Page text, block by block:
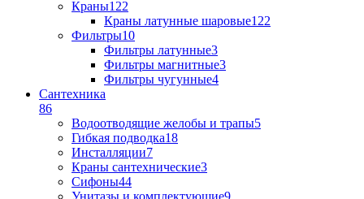
Краны122
Краны латунные шаровые122
Фильтры10
Фильтры латунные3
Фильтры магнитные3
Фильтры чугунные4
Сантехника
86
Водоотводящие желобы и трапы5
Гибкая подводка18
Инсталляции7
Краны сантехнические3
Сифоны44